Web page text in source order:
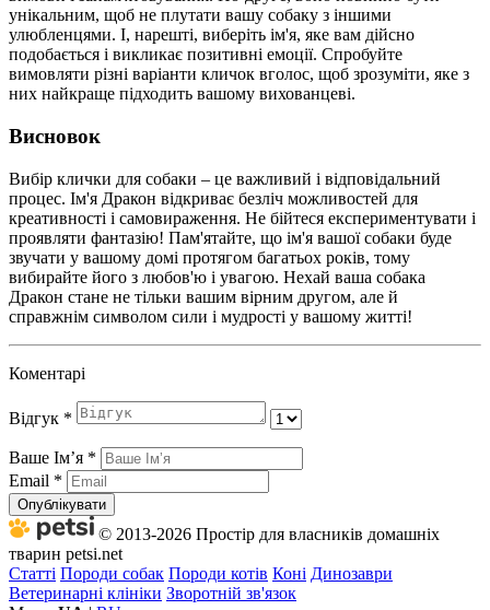
унікальним, щоб не плутати вашу собаку з іншими
улюбленцями. І, нарешті, виберіть ім'я, яке вам дійсно
подобається і викликає позитивні емоції. Спробуйте
вимовляти різні варіанти кличок вголос, щоб зрозуміти, яке з
них найкраще підходить вашому вихованцеві.
Висновок
Вибір клички для собаки – це важливий і відповідальний
процес. Ім'я Дракон відкриває безліч можливостей для
креативності і самовираження. Не бійтеся експериментувати і
проявляти фантазію! Пам'ятайте, що ім'я вашої собаки буде
звучати у вашому домі протягом багатьох років, тому
вибирайте його з любов'ю і увагою. Нехай ваша собака
Дракон стане не тільки вашим вірним другом, але й
справжнім символом сили і мудрості у вашому житті!
Коментарі
Відгук *
Ваше Імʼя *
Email *
Опублікувати
© 2013-2026 Простір для власників домашніх
тварин petsi.net
Статті Породи собак Породи котів Коні Динозаври
Ветеринарні клініки Зворотній зв'язок